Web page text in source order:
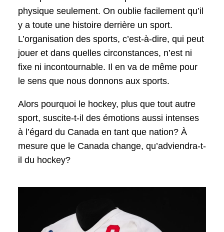
physique seulement. On oublie facilement qu’il
y a toute une histoire derrière un sport.
L’organisation des sports, c’est-à-dire, qui peut
jouer et dans quelles circonstances, n’est ni
fixe ni incontournable. Il en va de même pour
le sens que nous donnons aux sports.
Alors pourquoi le hockey, plus que tout autre
sport, suscite-t-il des émotions aussi intenses
à l’égard du Canada en tant que nation? À
mesure que le Canada change, qu’adviendra-t-
il du hockey?